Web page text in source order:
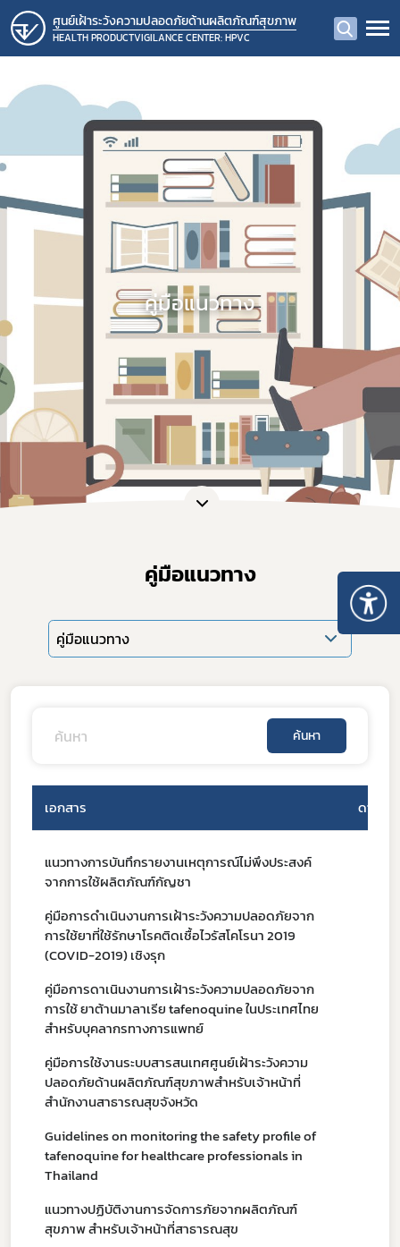
ศูนย์เฝ้าระวังความปลอดภัยด้านผลิตภัณฑ์สุขภาพ
HEALTH PRODUCTVIGILANCE CENTER: HPVC
คู่มือแนวทาง
คู่มือแนวทาง
คู่มือแนวทาง
ค้นหา
เอกสาร ดาวน์โ
แนวทางการบันทึกรายงานเหตุการณ์ไม่พึงประสงค์
จากการใช้ผลิตภัณฑ์กัญชา
คู่มือการดำเนินงานการเฝ้าระวังความปลอดภัยจาก
การใช้ยาที่ใช้รักษาโรคติดเชื้อไวรัสโคโรนา 2019
(COVID-2019) เชิงรุก
คู่มือการดาเนินงานการเฝ้าระวังความปลอดภัยจาก
การใช้ ยาต้านมาลาเรีย tafenoquine ในประเทศไทย
สำหรับบุคลากรทางการแพทย์
คู่มือการใช้งานระบบสารสนเทศศูนย์เฝ้าระวังความ
ปลอดภัยด้านผลิตภัณฑ์สุขภาพสำหรับเจ้าหน้าที่
สำนักงานสาธารณสุขจังหวัด
Guidelines on monitoring the safety profile of
tafenoquine for healthcare professionals in
Thailand
แนวทางปฏิบัติงานการจัดการภัยจากผลิตภัณฑ์
สุขภาพ สำหรับเจ้าหน้าที่สาธารณสุข
Subscribe
เลือกหัวข้อที่ท่านต้องการ Subscribe